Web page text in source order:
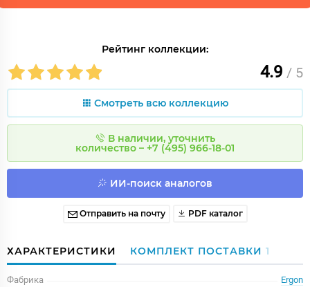
Рейтинг коллекции:
4.9 / 5
Смотреть всю коллекцию
В наличии, уточнить
количество – +7 (495) 966-18-01
ИИ-поиск аналогов
Отправить на почту PDF каталог
ХАРАКТЕРИСТИКИ КОМПЛЕКТ ПОСТАВКИ 1
Фабрика
Ergon